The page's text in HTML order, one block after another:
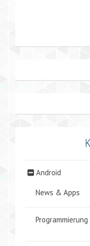
Android
News & Apps
Programmierung